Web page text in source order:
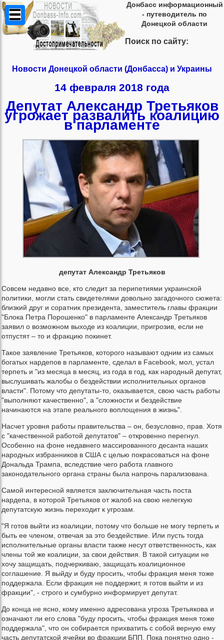
Донбасс информационный
- путеводитель по
Донецкой области
Поиск по сайту:
Новости Донецкой области (Донбасса) и Украины
14 февраля 2018 года
Депутат Александр Третьяков
угрожает развалить коалицию
в парламенте
депутат Александр Третьяков
Совсем недавно все, кто следит за перипетиями украинской
политики, могли стать свидетелями довольно загадочного сюжета:
близкий друг и соратник президента, заместитель главы фракции
"Блока Петра Порошенко" в парламенте Александр Третьяков
заявил о возможном выходе из коалиции, пригрозив, если не
отпустят – то и фракцию покинет.
Такое заявление Третьяков, которого называют одним из самых
богатых нардепов в парламенте, сделал в Facebook, мол, устал
терпеть и "из месяца в месяц, из года в год, как народный депутат,
выслушивать жалобы о бездействии исполнительных органов
власти". Потому что депутаты-то, оказывается, свою часть работы
"выполняют качественно", а "сложности и бездействие
начинаются на этапе реального воплощения в жизнь".
Насчет уровня работы правительства – он, безусловно, прав. Хотя
с "качественной работой депутатов" – откровенно перегнул.
Особенно на фоне недавнего массированного десанта наших
народных избранников в США с целью покрасоваться на фоне
Дональда Трампа, вследствие чего работа главного
законодательного органа страны была напрочь парализована.
Самой интересной является заключительная часть поста
нардепа, в которой Третьяков от жалоб на свою нелегкую
депутатскую жизнь переходит к угрозам.
"Я готов выйти из коалиции, потому что больше не могу терпеть и
быть ее членом, отвечая за это бездействие. Или пусть тогда
исполнительные органы власти также несут ответственность, как
члены той же коалиции, за свои действия. В такой ситуации не
хочу защищать, подчеркиваю, защищать коалиционное
соглашение. Я выйду и буду просить, чтобы фракция меня тоже
поддержала. Если фракция не поддержит, я готов выйти и из
фракции", - строго и сумбурно информирует депутат.
До конца не ясно, кому именно адресована угроза Третьякова и
означают ли его слова "буду просить, чтобы фракция меня тоже
поддержала", что он собирается прихватить с собой верную ему
часть депутатской ячейки во фракции БПП. Пока понятно одно -